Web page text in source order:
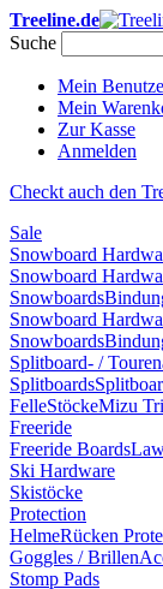
Treeline.de
Suche
Mein
Mein
Zur Kasse
Anmelden
Checkt auch den
Sale
Snowboard
Snowboard
Snowboards
Snowboard
Snowboards
Splitboard- /
Splitboards
FelleStöckeMizu
Freeride
Freeride Boards
Ski Hardware
Skistöcke
Protection
HelmeRücken
Goggles / Brillen
Stomp Pads